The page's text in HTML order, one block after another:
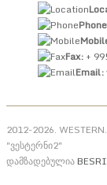
Fax: +
Email:
2012-2026.
"ვესტერნი2"
დამზადებულია